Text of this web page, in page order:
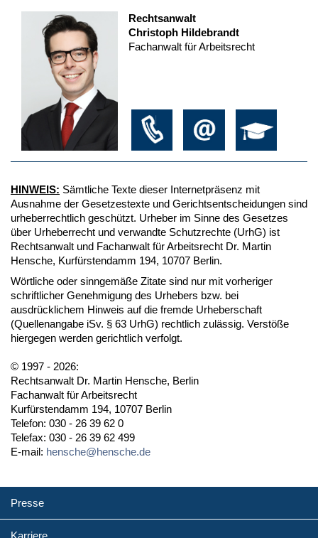
Rechtsanwalt
Christoph Hildebrandt
Fachanwalt für Arbeitsrecht
HINWEIS: Sämtliche Texte dieser Internetpräsenz mit
Ausnahme der Gesetzestexte und Gerichtsentscheidungen sind
urheberrechtlich geschützt. Urheber im Sinne des Gesetzes
über Urheberrecht und verwandte Schutzrechte (UrhG) ist
Rechtsanwalt und Fachanwalt für Arbeitsrecht Dr. Martin
Hensche, Kurfürstendamm 194, 10707 Berlin.
Wörtliche oder sinngemäße Zitate sind nur mit vorheriger
schriftlicher Genehmigung des Urhebers bzw. bei
ausdrücklichem Hinweis auf die fremde Urheberschaft
(Quellenangabe iSv. § 63 UrhG) rechtlich zulässig. Verstöße
hiergegen werden gerichtlich verfolgt.
© 1997 - 2026:
Rechtsanwalt Dr. Martin Hensche, Berlin
Fachanwalt für Arbeitsrecht
Kurfürstendamm 194, 10707 Berlin
Telefon: 030 - 26 39 62 0
Telefax: 030 - 26 39 62 499
E-mail: hensche@hensche.de
Presse
Karriere